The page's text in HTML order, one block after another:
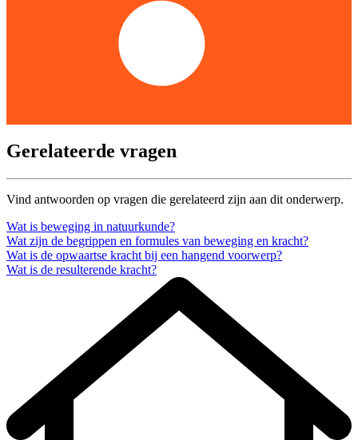
Gerelateerde vragen
Vind antwoorden op vragen die gerelateerd zijn aan dit onderwerp.
Wat is beweging in natuurkunde?
Wat zijn de begrippen en formules van beweging en kracht?
Wat is de opwaartse kracht bij een hangend voorwerp?
Wat is de resulterende kracht?